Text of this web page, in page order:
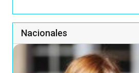
Nacionales